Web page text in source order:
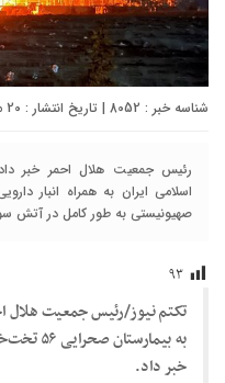
شناسه خبر : 8052 | تاریخ انتشار : 20 مهر 1403 - 0:41 | ارسال توسط :
رئیس جمعیت هلال احمر خبر
اسلامی ایران به همراه انبار
صهیونیستی به طور کامل در آتش
۹۳
تکتم نیوز/رئیس جمعیت هلال
به
خبر داد.